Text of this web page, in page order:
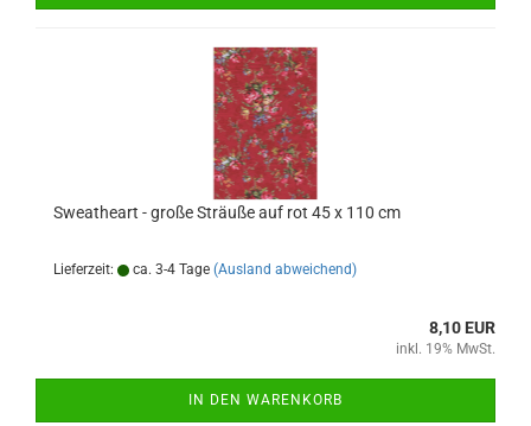
Sweatheart - große Sträuße auf rot 45 x 110 cm
Lieferzeit: ca. 3-4 Tage (Ausland abweichend)
8,10 EUR
inkl. 19% MwSt.
IN DEN WARENKORB